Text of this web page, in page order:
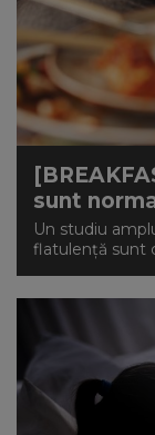
sunt
Un studiu
flatulență sunt